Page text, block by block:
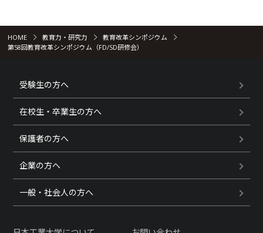
HOME 教育力・研究力
教育改革シンポジウム
第58回教育改革シンポジウム（FD/SD研修会）
受験生の方へ
在校生・卒業生の方へ
保護者の方へ
企業の方へ
一般・社会人の方へ